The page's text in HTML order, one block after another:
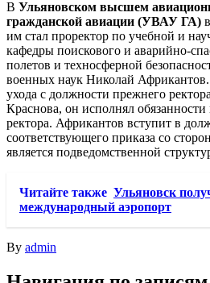
В Ульяновском высшем
гражданской авиации (УВАУ ГА)
им стал проректор по учебной и
кафедры поискового и аварийно-
полетов и техносферной
военных наук Николай Африкантов.
ухода с должности прежнего
Краснова, он исполнял обязанности
ректора. Африкантов вступит в
соответствующего приказа со
является подведомственной
Читайте также Ульяновск
международный аэропорт
By admin